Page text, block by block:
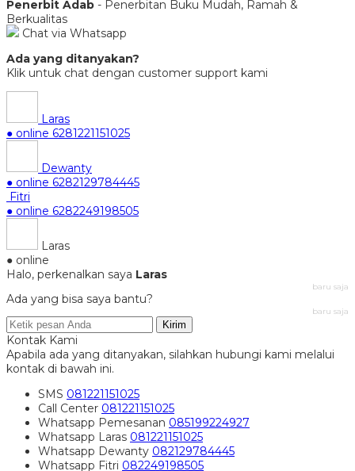
Penerbit Adab - Penerbitan Buku Mudah, Ramah &
Berkualitas
Chat via Whatsapp
Ada yang ditanyakan?
Klik untuk chat dengan customer support kami
Laras
● online 6281221151025
Dewanty
● online 6282129784445
Fitri
● online 6282249198505
Laras
● online
Halo, perkenalkan saya Laras
baru saja
Ada yang bisa saya bantu?
baru saja
Kirim
Kontak Kami
Apabila ada yang ditanyakan, silahkan hubungi kami melalui
kontak di bawah ini.
SMS 081221151025
Call Center 081221151025
Whatsapp Pemesanan 085199224927
Whatsapp Laras 081221151025
Whatsapp Dewanty 082129784445
Whatsapp Fitri 082249198505